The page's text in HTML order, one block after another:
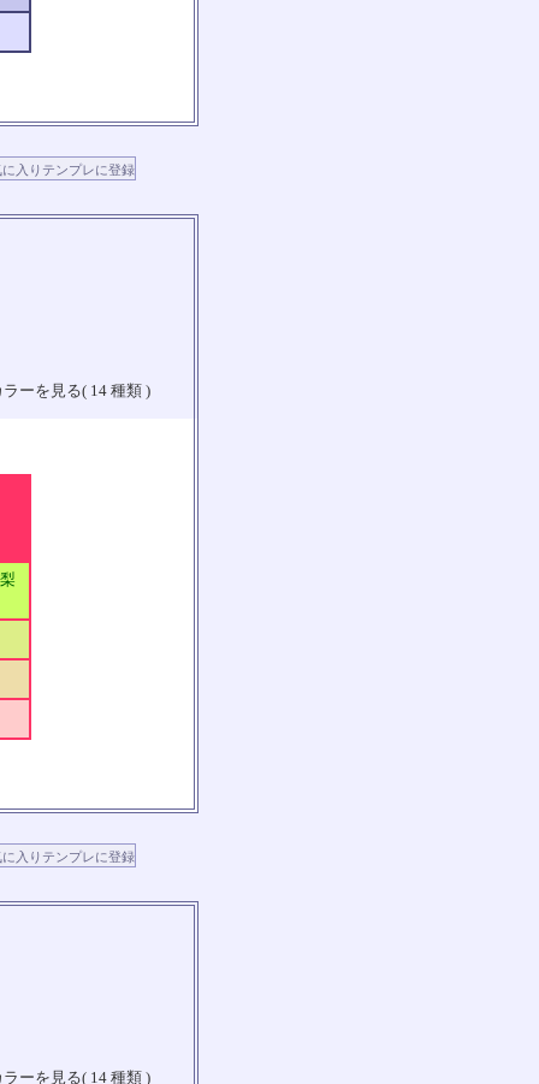
ーを見る( 14 種類 )
ーを見る( 14 種類 )